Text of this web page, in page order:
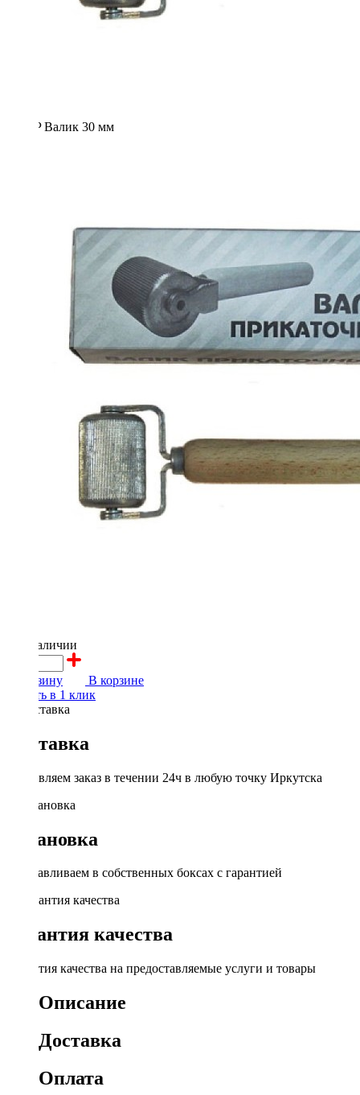
в наличии
В корзину
В корзине
Купить в 1 клик
Доставка
Доставляем заказ в течении 24ч в любую точку Иркутска
Установка
Устанавливаем в собственных боксах с гарантией
Гарантия качества
Гарантия качества на предоставляемые услуги и товары
Описание
Доставка
Оплата